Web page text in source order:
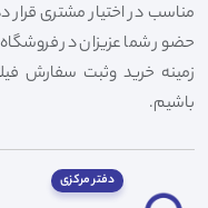
مناسب در اختیار مشتری قرار
حضور شما عزیزان در
زمینه خرید وثبت سفارش
باشیم.
دفتر مرکزی